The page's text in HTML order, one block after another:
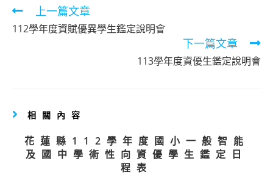
Read
more
上一篇文章
112學年度資賦優異學生鑑定說明會
下一篇文章
113學年度資優生鑑定說明會
相關內容
花蓮縣112學年度國小一般智能
及國中學術性向資優學生鑑定日
程表